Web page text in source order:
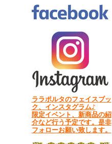
ララポルタのフェイスブッ
ク、インスタグラム♪
限定イベント、新商品の紹
介など行う予定です。是非
フォローお願い致します。